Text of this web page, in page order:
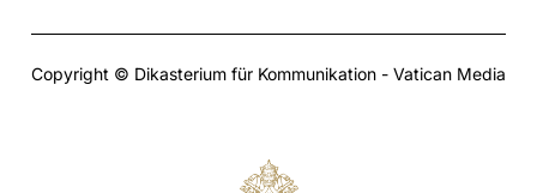
Copyright © Dikasterium für Kommunikation - Vatican Media